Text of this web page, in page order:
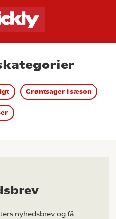
Grøntsager i sæson
nyhedsbrev og få